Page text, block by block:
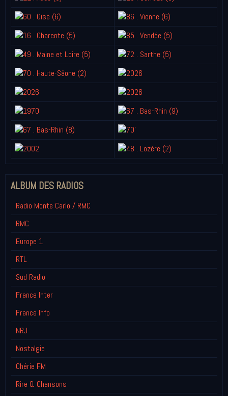
ALBUM DES RADIOS
Radio Monte Carlo / RMC
RMC
Europe 1
RTL
Sud Radio
France Inter
France Info
NRJ
Nostalgie
Chérie FM
Rire & Chansons